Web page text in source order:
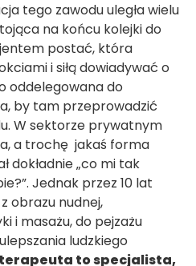
tego zawodu uległa wielu
na końcu kolejki do
postać, która
i siłą dowiadywać o
oddelegowana do
by tam przeprowadzić
W sektorze prywatnym
a trochę jakaś forma
dokładnie „co mi tak
Jednak przez 10 lat
obrazu nudnej,
i masażu, do pejzażu
ludzkiego
to specjalista,